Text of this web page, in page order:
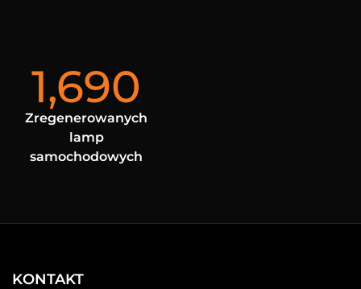
1,690
Zregenerowanych
lamp
samochodowych
KONTAKT